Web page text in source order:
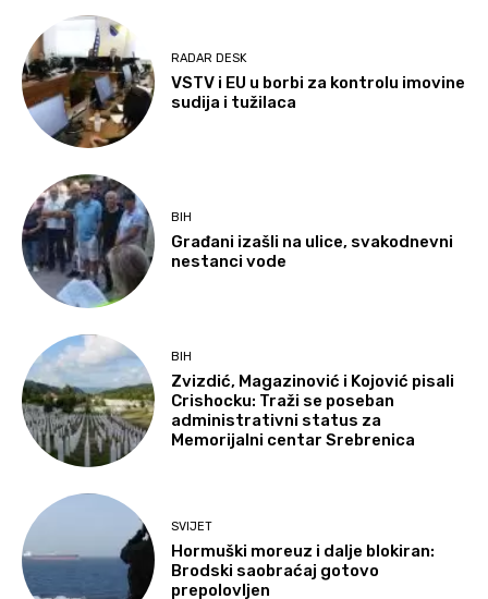
RADAR DESK
VSTV i EU u borbi za kontrolu imovine
sudija i tužilaca
BIH
Građani izašli na ulice, svakodnevni
nestanci vode
BIH
Zvizdić, Magazinović i Kojović pisali
Crishocku: Traži se poseban
administrativni status za
Memorijalni centar Srebrenica
SVIJET
Hormuški moreuz i dalje blokiran:
Brodski saobraćaj gotovo
prepolovljen